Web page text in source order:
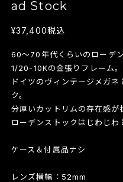
ad Stock
¥37,400税込
60～70年代くらいのローデン
1/20-10Kの金張りフレーム。
ドイツのヴィンテージメガ
ク。
分厚いカットリムの存在感が
ローデンストックはじわじわ
ケース＆付属品ナシ
レンズ横幅：52mm